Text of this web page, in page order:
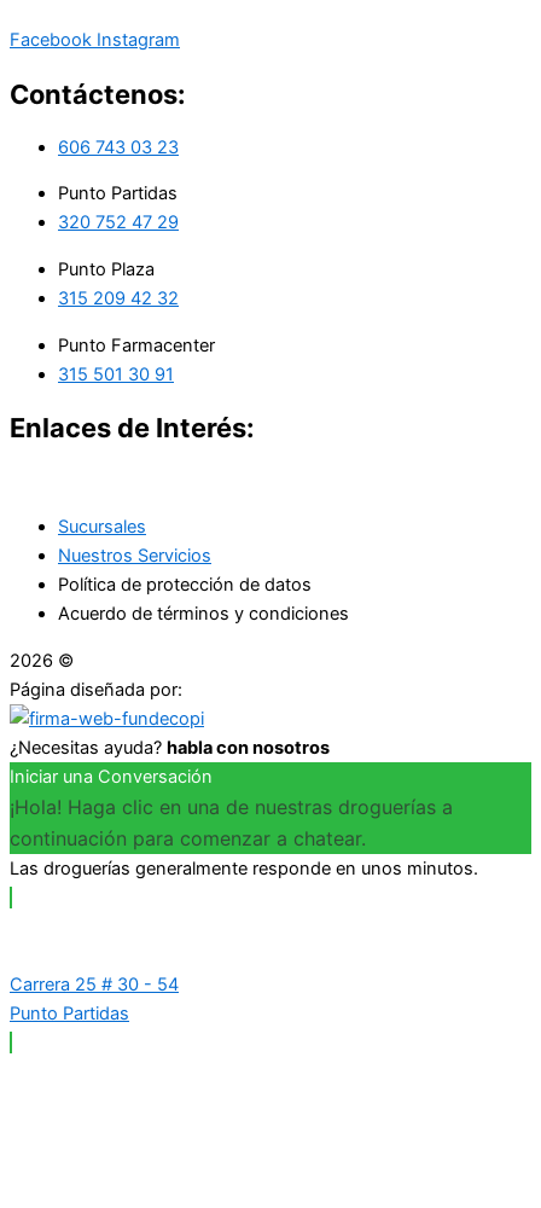
Facebook Instagram
Contáctenos:
606 743 03 23
Punto Partidas
320 752 47 29
Punto Plaza
315 209 42 32
Punto Farmacenter
315 501 30 91
Enlaces de Interés:
Sucursales
Nuestros Servicios
Política de protección de datos
Acuerdo de términos y condiciones
2026 ©
Página diseñada por:
¿Necesitas ayuda? habla con nosotros
Iniciar una Conversación
¡Hola! Haga clic en una de nuestras droguerías a
continuación para comenzar a chatear.
Las droguerías generalmente responde en unos minutos.
Carrera 25 # 30 - 54
Punto Partidas